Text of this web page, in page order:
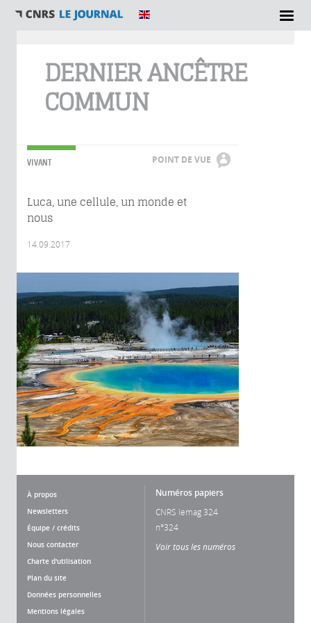
DERNIER ANCÊTRE
COMMUN
VIVANT POINT DE VUE
Luca, une cellule, un monde et
nous
14.09.2017
À propos
Newsletters
Équipe / crédits
Nous contacter
Charte d'utilisation
Plan du site
Données personnelles
Mentions légales
Numéros papiers
CNRS lemag 324
n°324
Voir tous les numéros